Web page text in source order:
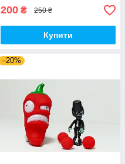
200 ₴ 250 ₴
Купити
–20%